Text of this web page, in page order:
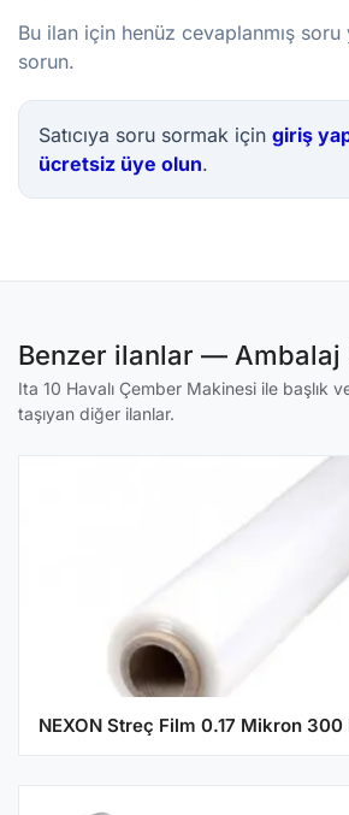
Bu ilan için henüz cevaplanmış
sorun.
Satıcıya soru sormak için giriş
ücretsiz üye olun.
Benzer ilanlar — Ambalaj
Ita 10 Havalı Çember Makinesi ile başlık
taşıyan diğer ilanlar.
NEXON Streç Film 0.17 Mikron